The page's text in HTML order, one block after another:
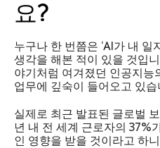
요?
누구나 한 번쯤은 ‘AI가 내 일
생각을 해본 적이 있을 것입
야기처럼 여겨졌던 인공지능
업무에 깊숙이 들어오고 있습
실제로 최근 발표된 글로벌
년 내 전 세계 근로자의 37%
인 영향을 받을 것이라고 하